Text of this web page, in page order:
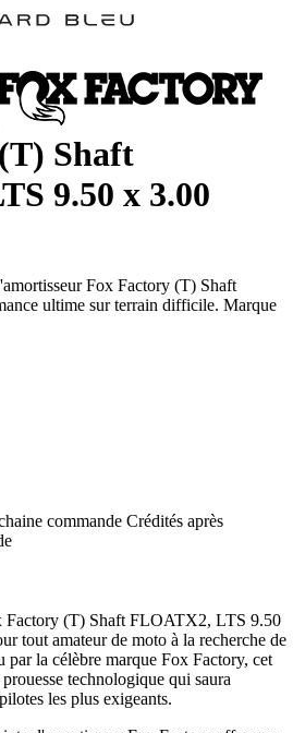
Shaft
9.50 x 3.00
Fox Factory (T) Shaft
ultime sur terrain difficile. Marque
commande Crédités après
Factory (T) Shaft FLOATX2, LTS 9.50
tout amateur de moto à la recherche de
par la célèbre marque Fox Factory, cet
technologique qui saura
les plus exigeants.